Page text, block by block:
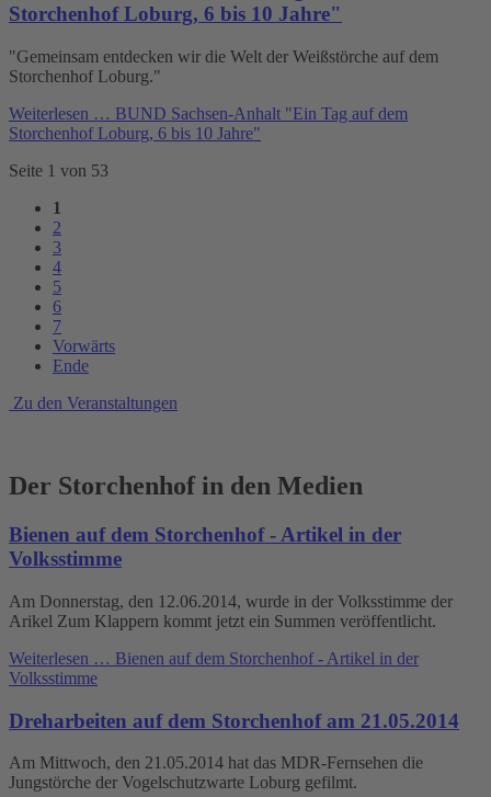
Storchenhof Loburg, 6 bis 10 Jahre"
"Gemeinsam entdecken wir die Welt der Weißstörche auf dem
Storchenhof Loburg."
Weiterlesen … BUND Sachsen-Anhalt "Ein Tag auf dem
Storchenhof Loburg, 6 bis 10 Jahre"
Seite 1 von 53
1
2
3
4
5
6
7
Vorwärts
Ende
Zu den Veranstaltungen
Der Storchenhof in den Medien
Bienen auf dem Storchenhof - Artikel in der
Volksstimme
Am Donnerstag, den 12.06.2014, wurde in der Volksstimme der
Arikel Zum Klappern kommt jetzt ein Summen veröffentlicht.
Weiterlesen … Bienen auf dem Storchenhof - Artikel in der
Volksstimme
Dreharbeiten auf dem Storchenhof am 21.05.2014
Am Mittwoch, den 21.05.2014 hat das MDR-Fernsehen die
Jungstörche der Vogelschutzwarte Loburg gefilmt.